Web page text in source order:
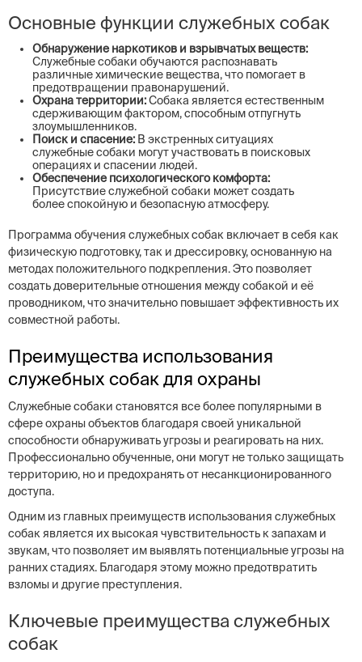
Основные функции служебных собак
Обнаружение наркотиков и взрывчатых веществ:
Служебные собаки обучаются распознавать
различные химические вещества, что помогает в
предотвращении правонарушений.
Охрана территории:Собака является естественным
сдерживающим фактором, способным отпугнуть
злоумышленников.
Поиск и спасение: В экстренных ситуациях
служебные собаки могут участвовать в поисковых
операциях и спасении людей.
Обеспечение психологического комфорта:
Присутствие служебной собаки может создать
более спокойную и безопасную атмосферу.
Программа обучения служебных собак включает в себя как
физическую подготовку, так и дрессировку, основанную на
методах положительного подкрепления. Это позволяет
создать доверительные отношения между собакой и её
проводником, что значительно повышает эффективность их
совместной работы.
Преимущества использования
служебных собак для охраны
Служебные собаки становятся все более популярными в
сфере охраны объектов благодаря своей уникальной
способности обнаруживать угрозы и реагировать на них.
Профессионально обученные, они могут не только защищать
территорию, но и предохранять от несанкционированного
доступа.
Одним из главных преимуществ использования служебных
собак является их высокая чувствительность к запахам и
звукам, что позволяет им выявлять потенциальные угрозы на
ранних стадиях. Благодаря этому можно предотвратить
взломы и другие преступления.
Ключевые преимущества служебных
собак